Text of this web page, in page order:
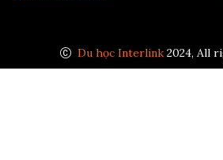
Du học Interlink 2024, All